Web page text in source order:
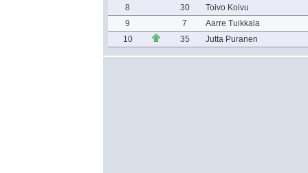
8
30
Toivo Koivu
9
7
Aarre Tuikkala
10
35 Jutta Puranen